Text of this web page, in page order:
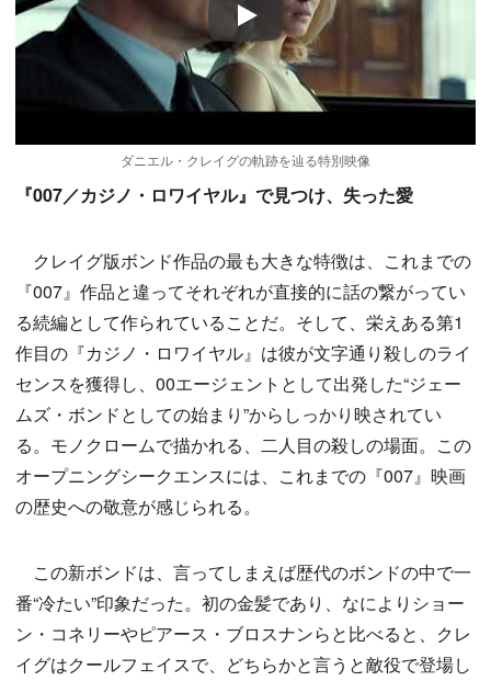
Play
ダニエル・クレイグの軌跡を辿る特別映像
『007／カジノ・ロワイヤル』で見つけ、失った愛
クレイグ版ボンド作品の最も大きな特徴は、これまでの
『007』作品と違ってそれぞれが直接的に話の繋がってい
る続編として作られていることだ。そして、栄えある第1
作目の『カジノ・ロワイヤル』は彼が文字通り殺しのライ
センスを獲得し、00エージェントとして出発した“ジェー
ムズ・ボンドとしての始まり”からしっかり映されてい
る。モノクロームで描かれる、二人目の殺しの場面。この
オープニングシークエンスには、これまでの『007』映画
の歴史への敬意が感じられる。
この新ボンドは、言ってしまえば歴代のボンドの中で一
番“冷たい”印象だった。初の金髪であり、なによりショー
ン・コネリーやピアース・ブロスナンらと比べると、クレ
イグはクールフェイスで、どちらかと言うと敵役で登場し